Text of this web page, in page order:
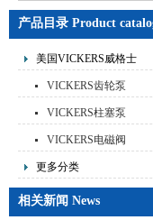
产品目录 Product
美国VICKERS威格士
VICKERS齿轮泵
VICKERS柱塞泵
VICKERS电磁阀
更多分类
相关新闻 News